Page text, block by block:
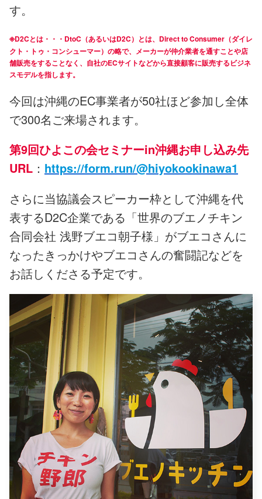
す。
※D2Cとは・・・DtoC（あるいはD2C）とは、Direct to Consumer（ダイレ
クト・トゥ・コンシューマー）の略で、メーカーが仲介業者を通すことや店
舗販売をすることなく、自社のECサイトなどから直接顧客に販売するビジネ
スモデルを指します。
今回は沖縄のEC事業者が50社ほど参加し全体
で300名ご来場されます。
第9回ひよこの会セミナーin沖縄お申し込み先
URL ： https://form.run/@hiyokookinawa1
さらに当協議会スピーカー枠として沖縄を代
表するD2C企業である「世界のブエノチキン
合同会社 浅野ブエコ朝子様」がブエコさんに
なったきっかけやブエコさんの奮闘記などを
お話しくださる予定です。